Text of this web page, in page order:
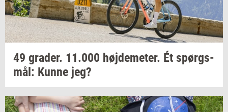
49 gra­der. 11.000 høj­de­me­ter. Ét spørgs­
mål: Kunne jeg?